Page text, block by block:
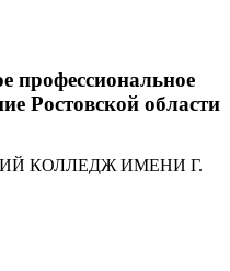
профессиональное
Ростовской области
КОЛЛЕДЖ ИМЕНИ Г.